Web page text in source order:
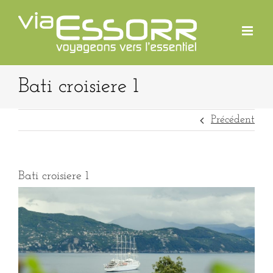
contenu
Bati croisiere 1
Précédent
Bati croisiere 1